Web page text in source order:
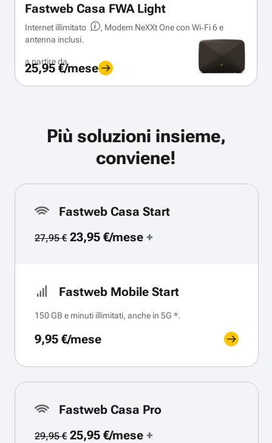
Fastweb Casa FWA Light
Internet illimitato
, Modem NeXXt One con Wi‑Fi 6 e
antenna inclusi.
a partire da
25,95 €/mese
Più soluzioni insieme,
conviene!
Fastweb Casa Start
27,95 €23,95 €/mese+
Fastweb Mobile Start
150 GB e minuti illimitati, anche in 5G *.
9,95 €/mese
Fastweb Casa Pro
29,95 €25,95 €/mese+